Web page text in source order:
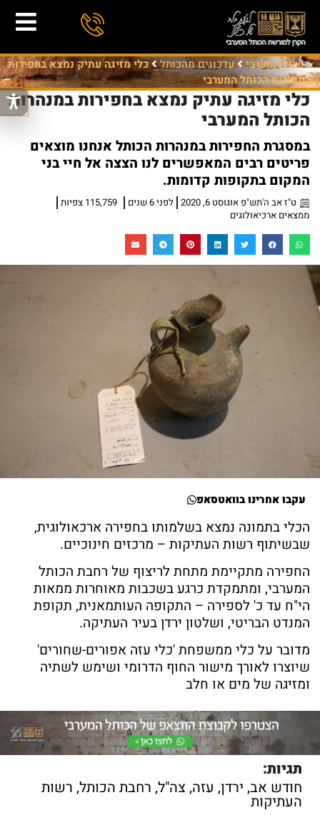
הכותל המערבי עדכונים מהכותל
כלי מזיגה עתיק נמצא בחפירות
במנהרות הכותל המערבי
כלי מזיגה עתיק נמצא בחפירות במנהרות
הכותל המערבי
במסגרת החפירות במנהרות הכותל אנחנו מוצאים
פריטים רבים המאפשרים לנו הצצה אל חיי בני
המקום בתקופות קדומות.
ט"ז אב ה'תש"פ אוגוסט 6, 2020 לפני 6 שנים
115,759 צפיות
ממצאים ארכיאולוגים
עקבו אחרינו בוואטסאפ
הכלי בתמונה נמצא בשלמותו בחפירה ארכאולוגית,
שבשיתוף רשות העתיקות – מרכזים חינוכיים.
החפירה מתקיימת מתחת לריצוף של רחבת הכותל
המערבי, ומתמקדת כרגע בשכבות מאוחרות ממאות
הי"ח עד כ' לספירה – התקופה העותמאנית, תקופת
המנדט הבריטי, ושלטון ירדן בעיר העתיקה.
מדובר על כלי ממשפחת 'כלי עזה אפורים-שחורים'
שיוצרו לאורך מישור החוף הדרומי ושימש לשתיה
ומזיגה של מים או חלב
תגיות:
חודש אב, ירדן, עזה, צה"ל, רחבת הכותל, רשות
העתיקות